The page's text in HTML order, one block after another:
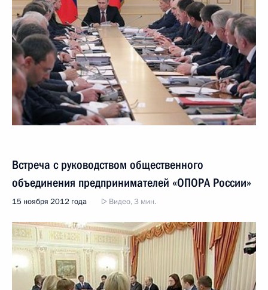
Встреча с руководством общественного
объединения предпринимателей «ОПОРА России»
15 ноября 2012 года Видео, 3 мин.